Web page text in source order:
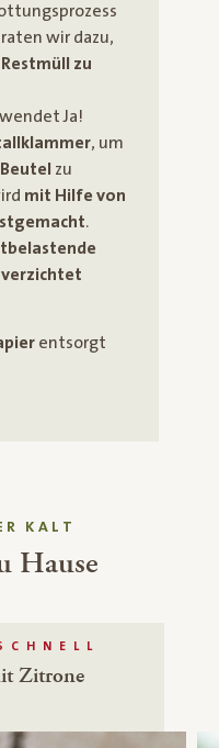
wir dazu,
zu
Ja!
, um
zu
mit Hilfe von
.
entsorgt
KALT
Hause
Zitrone